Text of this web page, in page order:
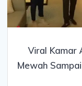
Viral Kamar
Mewah